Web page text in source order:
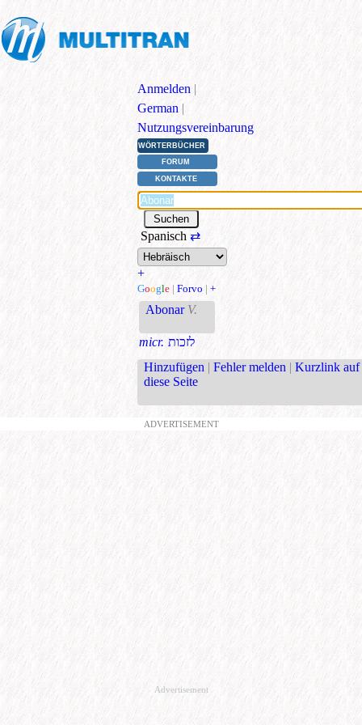
Anmelden |
German |
Nutzungsvereinbarung
WÖRTERBÜCHER
FORUM
KONTAKTE
Spanisch ⇄
+
Google | Forvo | +
Abonar V.
micr. לזכות
Hinzufügen | Fehler melden | Kurzlink auf
diese Seite
ADVERTISEMENT
Advertisement